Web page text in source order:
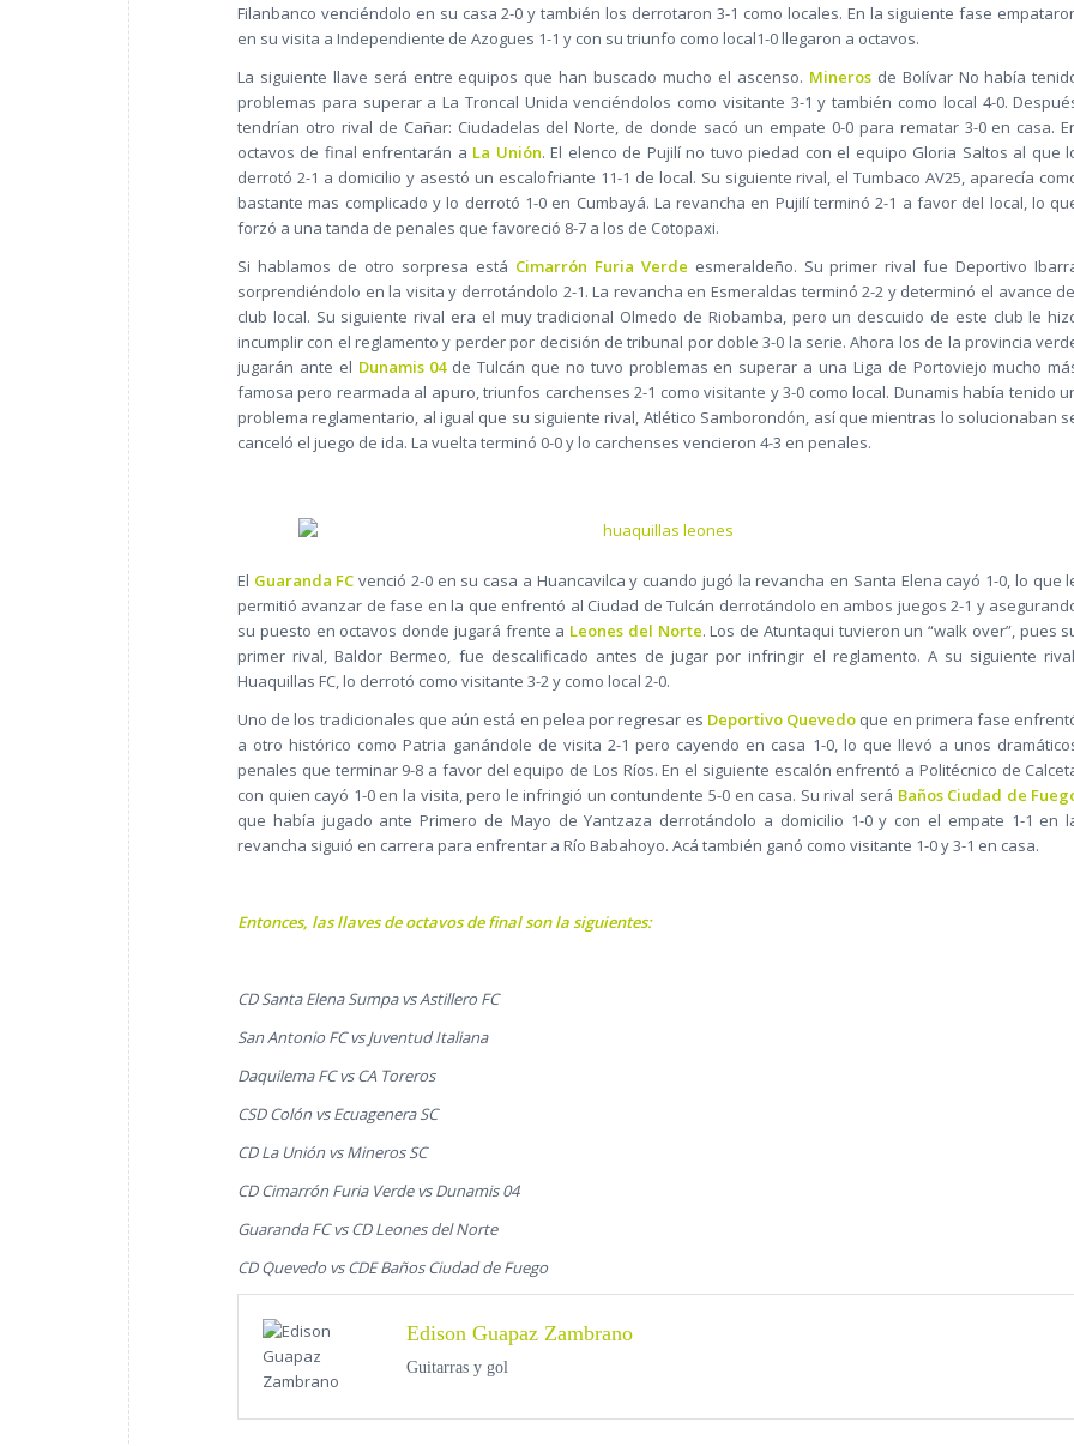
Filanbanco venciéndolo en su casa 2-0 y también los derrotaron 3-1 como locales. En la siguiente fase
en su visita a Independiente de Azogues 1-1 y con su triunfo como local1-0 llegaron a octavos.
La siguiente llave será entre equipos que han buscado mucho el ascenso. Minerosde Bolívar No había
problemas para superar a La Troncal Unida venciéndolos como visitante 3-1 y también como local 4-0.
tendrían otro rival de Cañar: Ciudadelas del Norte, de donde sacó un empate 0-0 para rematar 3-0 en casa.
octavos de final enfrentarán a La Unión. El elenco de Pujilí no tuvo piedad con el equipo Gloria Saltos al que
derrotó 2-1 a domicilio y asestó un escalofriante 11-1 de local. Su siguiente rival, el Tumbaco AV25, aparecía
bastante mas complicado y lo derrotó 1-0 en Cumbayá. La revancha en Pujilí terminó 2-1 a favor del local, lo
forzó a una tanda de penales que favoreció 8-7 a los de Cotopaxi.
Si hablamos de otro sorpresa está Cimarrón Furia Verde esmeraldeño. Su primer rival fue Deportivo
sorprendiéndolo en la visita y derrotándolo 2-1. La revancha en Esmeraldas terminó 2-2 y determinó el avance
club local. Su siguiente rival era el muy tradicional Olmedo de Riobamba, pero un descuido de este club le
incumplir con el reglamento y perder por decisión de tribunal por doble 3-0 la serie. Ahora los de la provincia
jugarán ante el Dunamis 04de Tulcán que no tuvo problemas en superar a una Liga de Portoviejo mucho
famosa pero rearmada al apuro, triunfos carchenses 2-1 como visitante y 3-0 como local. Dunamis había tenido
problema reglamentario, al igual que su siguiente rival, Atlético Samborondón, así que mientras lo solucionaban
canceló el juego de ida. La vuelta terminó 0-0 y lo carchenses vencieron 4-3 en penales.
El Guaranda FC venció 2-0 en su casa a Huancavilca y cuando jugó la revancha en Santa Elena cayó 1-0, lo que
permitió avanzar de fase en la que enfrentó al Ciudad de Tulcán derrotándolo en ambos juegos 2-1 y
su puesto en octavos donde jugará frente a Leones del Norte. Los de Atuntaqui tuvieron un “walk over”, pues
primer rival, Baldor Bermeo, fue descalificado antes de jugar por infringir el reglamento. A su siguiente
Huaquillas FC, lo derrotó como visitante 3-2 y como local 2-0.
Uno de los tradicionales que aún está en pelea por regresar es Deportivo Quevedo que en primera fase
a otro histórico como Patria ganándole de visita 2-1 pero cayendo en casa 1-0, lo que llevó a unos
penales que terminar 9-8 a favor del equipo de Los Ríos. En el siguiente escalón enfrentó a Politécnico de
con quien cayó 1-0 en la visita, pero le infringió un contundente 5-0 en casa. Su rival será Baños Ciudad de
que había jugado ante Primero de Mayo de Yantzaza derrotándolo a domicilio 1-0 y con el empate 1-1 en
revancha siguió en carrera para enfrentar a Río Babahoyo. Acá también ganó como visitante 1-0 y 3-1 en casa.
Entonces, las llaves de octavos de final son la siguientes:
CD Santa Elena Sumpa vs Astillero FC
San Antonio FC vs Juventud Italiana
Daquilema FC vs CA Toreros
CSD Colón vs Ecuagenera SC
CD La Unión vs Mineros SC
CD Cimarrón Furia Verde vs Dunamis 04
Guaranda FC vs CD Leones del Norte
CD Quevedo vs CDE Baños Ciudad de Fuego
Edison Guapaz Zambrano
Guitarras y gol